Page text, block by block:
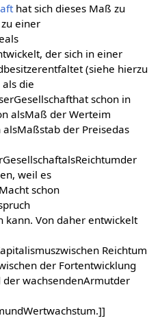
hat sich dieses Maß zu
einer
der sich in einer
(siehe hierzu
als die
schon in
alsMaß der Werteim
der Preisedas
weil es
schon
Von daher entwickelt
Reichtum
der Fortentwicklung
wachsendenArmutder